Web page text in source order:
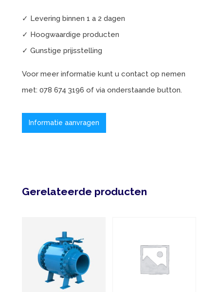
✓ Levering binnen 1 a 2 dagen
✓ Hoogwaardige producten
✓ Gunstige prijsstelling
Voor meer informatie kunt u contact op nemen
met: 078 674 3196 of via onderstaande button.
Informatie aanvragen
Gerelateerde producten